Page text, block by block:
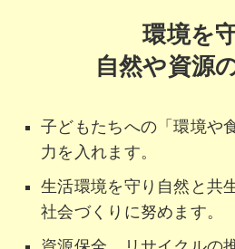
環境を
自然や資源
子どもたちへの「環境や
力を入れます。
生活環境を守り自然と共
社会づくりに努めます。